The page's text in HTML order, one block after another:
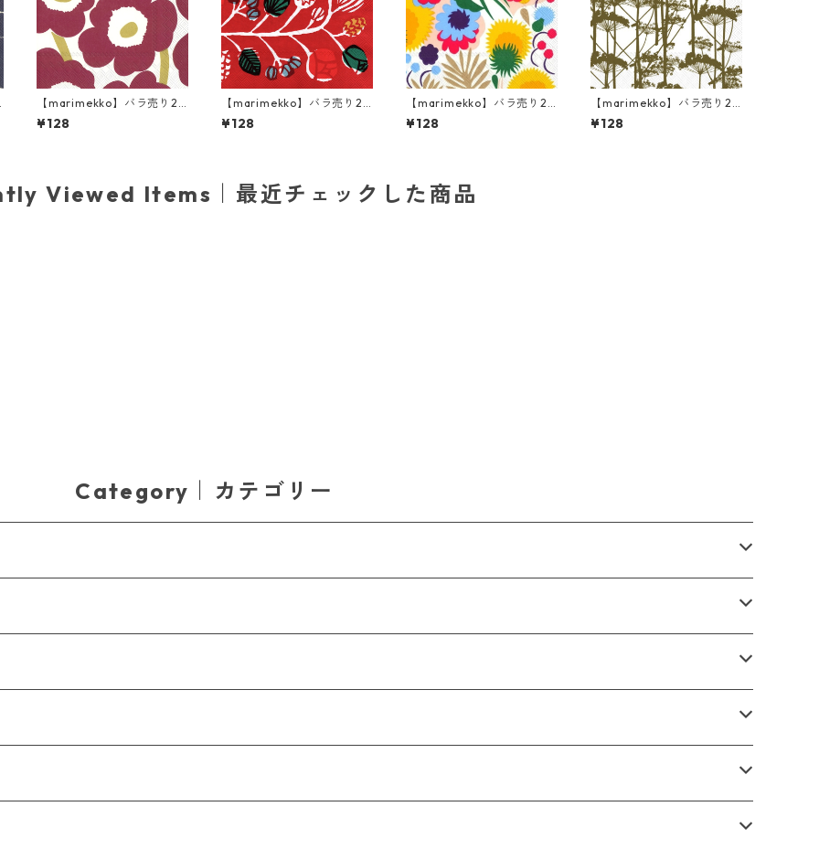
【marimekko】バラ売り2
枚 ランチサイズ ペーパーナ
プキン UNIKKO ダークレッ
¥128
【marimekko】バラ売り2
枚 ランチサイズ ペーパーナ
プキン KRANSSI レッド
¥128
【marimekko】バラ売り2
枚 ランチサイズ ペーパーナ
プキン PIKKUKELLUKKA ホ
¥128
【marimekko】バラ売り2
枚 ランチサイズ ペーパーナ
プキン PUTKINOTKO オリ
¥128
Viewed Items｜最近チェックした商品
Category｜カテゴリー